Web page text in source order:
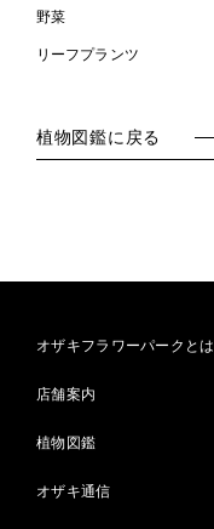
野菜
リーフプランツ
植物図鑑に戻る
オザキフラワーパークとは
店舗案内
植物図鑑
オザキ通信